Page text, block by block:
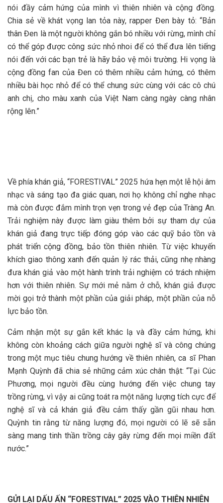
nói đầy cảm hứng của mình vì thiên nhiên và cộng đồng.
Chia sẻ về khát vọng lan tỏa này, rapper Đen bày tỏ: “Bản
thân Đen là một người không gắn bó nhiều với rừng, mình chỉ
có thể góp được công sức nhỏ nhoi để có thể đưa lên tiếng
nói đến với các bạn trẻ là hãy bảo vệ môi trường. Hi vọng là
cộng đồng fan của Đen có thêm nhiều cảm hứng, có thêm
nhiều bài học nhỏ để có thể chung sức cùng với các cô chú
anh chị, cho màu xanh của Việt Nam càng ngày càng nhân
rộng lên.”
Về phía khán giả, “FORESTIVAL” 2025 hứa hẹn một lễ hội âm
nhạc và sáng tạo đa giác quan, nơi họ không chỉ nghe nhạc
mà còn được đắm mình trọn vẹn trong vẻ đẹp của Tràng An.
Trải nghiệm này được làm giàu thêm bởi sự tham dự của
khán giả đang trực tiếp đóng góp vào các quỹ bảo tồn và
phát triển cộng đồng, bảo tồn thiên nhiên. Từ việc khuyến
khích giao thông xanh đến quản lý rác thải, cũng nhẹ nhàng
đưa khán giả vào một hành trình trải nghiệm có trách nhiệm
hơn với thiên nhiên. Sự mới mẻ nằm ở chỗ, khán giả được
mời gọi trở thành một phần của giải pháp, một phần của nỗ
lực bảo tồn.
Cảm nhận một sự gắn kết khác lạ và đầy cảm hứng, khi
không còn khoảng cách giữa người nghệ sĩ và công chúng
trong một mục tiêu chung hướng về thiên nhiên, ca sĩ Phan
Mạnh Quỳnh đã chia sẻ những cảm xúc chân thật: “Tại Cúc
Phương, mọi người đều cùng hướng đến việc chung tay
trồng rừng, vì vậy ai cũng toát ra một năng lượng tích cực để
nghệ sĩ và cả khán giả đều cảm thấy gần gũi nhau hơn.
Quỳnh tin rằng từ năng lượng đó, mọi người có lẽ sẽ sẵn
sàng mang tinh thần trồng cây gây rừng đến mọi miền đất
nước.”
GỬI LẠI DẤU ẤN “FORESTIVAL” 2025 VÀO THIÊN NHIÊN